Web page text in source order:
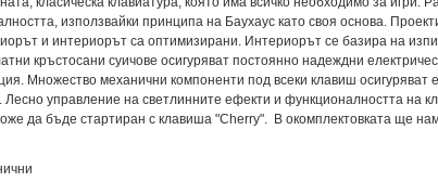
използвайки принципа на Баухаус като своя основа.
и интериорът са оптимизирани. Интериорът се базира на
кръстосани суичове осигуряват постоянно надеждни
Множество механични компоненти под всеки клавиш
Лесно управление на светлинните ефекти и функционалността на
да бъде стартиран с клавиша "Cherry". В окомплектовката ще